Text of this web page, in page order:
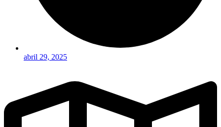
abril 29, 2025